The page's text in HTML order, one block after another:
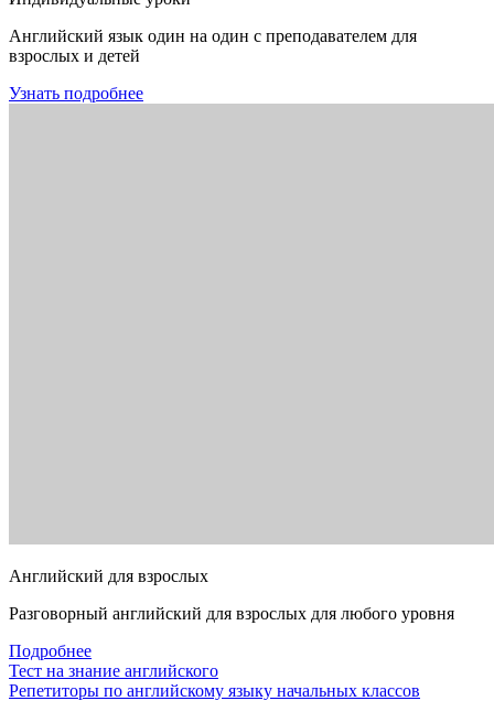
Английский язык один на один с преподавателем для
взрослых и детей
Узнать подробнее
Английский для взрослых
Разговорный английский для взрослых для любого уровня
Подробнее
Тест на знание английского
Репетиторы по английскому языку начальных классов